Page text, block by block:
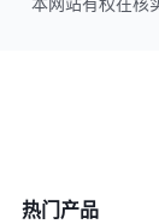
本网站有权在核
热门产品